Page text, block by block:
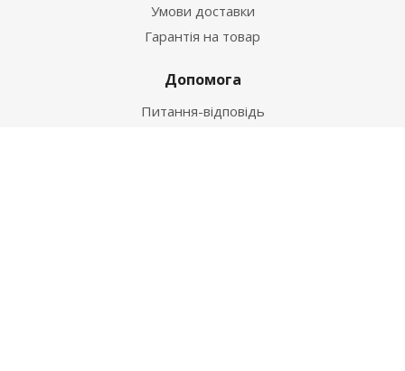
Умови доставки
Гарантія на товар
Допомога
Питання-відповідь